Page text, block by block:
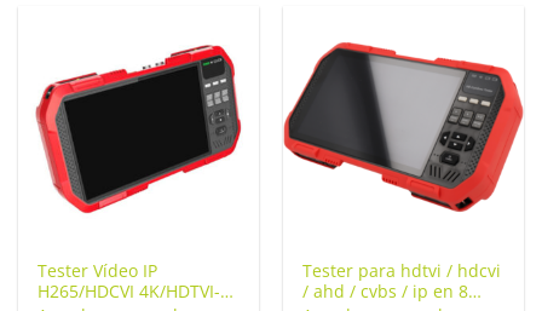
Tester Vídeo IP
H265/HDCVI 4K/HDTVI-
Tester para hdtvi / hdcvi
/ ahd / cvbs / ip en 8